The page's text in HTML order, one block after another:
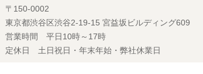
〒150-0002
東京都渋谷区渋谷2-19-15 宮益坂ビルディング609
営業時間 平日10時～17時
定休日 土日祝日・年末年始・弊社休業日